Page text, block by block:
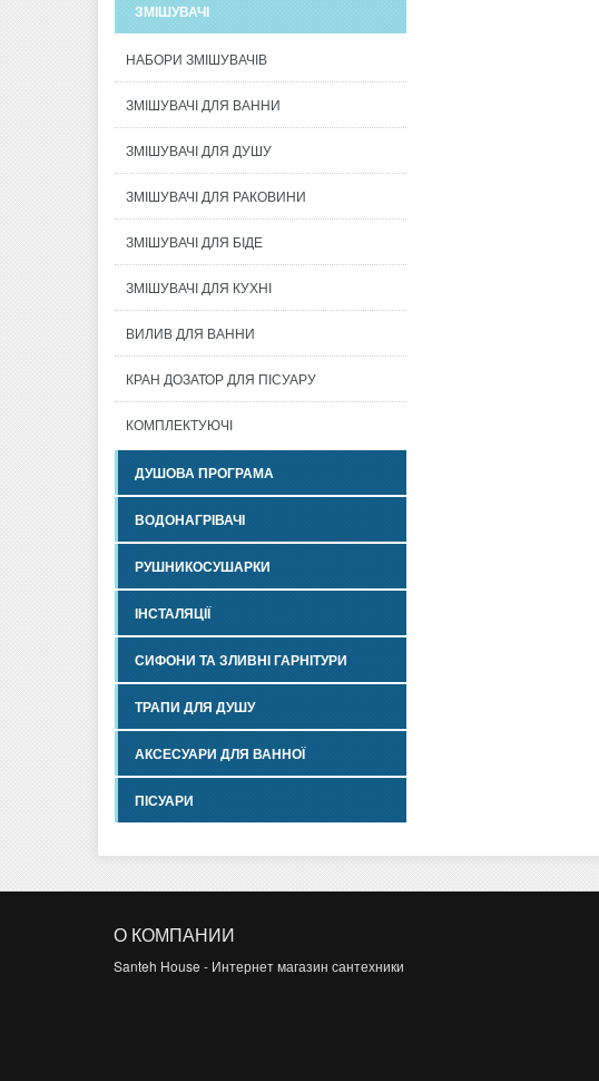
ЗМІШУВАЧІ
НАБОРИ ЗМІШУВАЧІВ
ЗМІШУВАЧІ ДЛЯ ВАННИ
ЗМІШУВАЧІ ДЛЯ ДУШУ
ЗМІШУВАЧІ ДЛЯ РАКОВИНИ
ЗМІШУВАЧІ ДЛЯ БІДЕ
ЗМІШУВАЧІ ДЛЯ КУХНІ
ВИЛИВ ДЛЯ ВАННИ
КРАН ДОЗАТОР ДЛЯ ПІСУАРУ
КОМПЛЕКТУЮЧІ
ДУШОВА ПРОГРАМА
ВОДОНАГРІВАЧІ
РУШНИКОСУШАРКИ
ІНСТАЛЯЦІЇ
СИФОНИ ТА ЗЛИВНІ ГАРНІТУРИ
ТРАПИ ДЛЯ ДУШУ
АКСЕСУАРИ ДЛЯ ВАННОЇ
ПІСУАРИ
О КОМПАНИИ
Santeh House - Интернет магазин сантехники